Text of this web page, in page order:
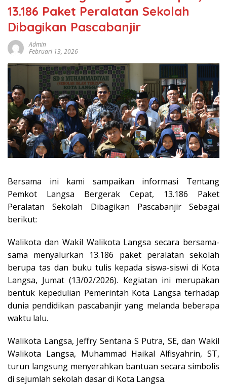
13.186 Paket Peralatan Sekolah
Dibagikan Pascabanjir
Admin
Februari 13, 2026
Bersama ini kami sampaikan informasi Tentang
Pemkot Langsa Bergerak Cepat, 13.186 Paket
Peralatan Sekolah Dibagikan Pascabanjir Sebagai
berikut:
Walikota dan Wakil Walikota Langsa secara bersama-
sama menyalurkan 13.186 paket peralatan sekolah
berupa tas dan buku tulis kepada siswa-siswi di Kota
Langsa, Jumat (13/02/2026). Kegiatan ini merupakan
bentuk kepedulian Pemerintah Kota Langsa terhadap
dunia pendidikan pascabanjir yang melanda beberapa
waktu lalu.
Walikota Langsa, Jeffry Sentana S Putra, SE, dan Wakil
Walikota Langsa, Muhammad Haikal Alfisyahrin, ST,
turun langsung menyerahkan bantuan secara simbolis
di sejumlah sekolah dasar di Kota Langsa.